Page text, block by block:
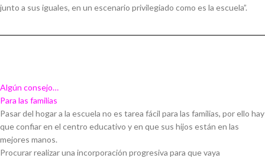
junto a sus iguales, en un escenario privilegiado como es la escuela”.
Algún consejo…
Para las familias
Pasar del hogar a la escuela no es tarea fácil para las familias, por ello hay
que confiar en el centro educativo y en que sus hijos están en las
mejores manos.
Procurar realizar una incorporación progresiva para que vaya